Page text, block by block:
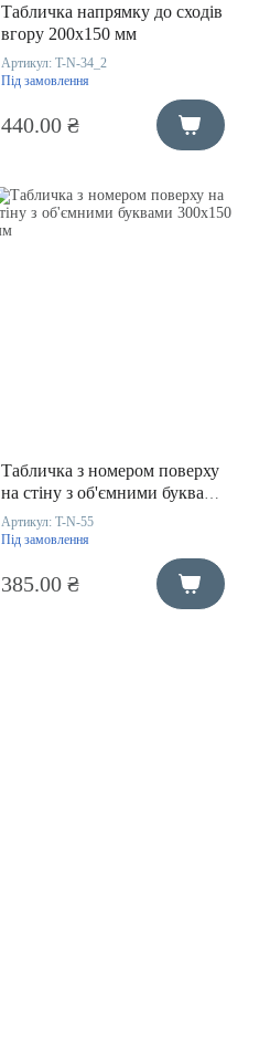
Табличка напрямку до сходів
вгору 200х150 мм
Артикул: T-N-34_2
Під замовлення
440.00 ₴
Табличка з номером поверху
на стіну з об'ємними буквами
300х150 мм
Артикул: T-N-55
Під замовлення
385.00 ₴